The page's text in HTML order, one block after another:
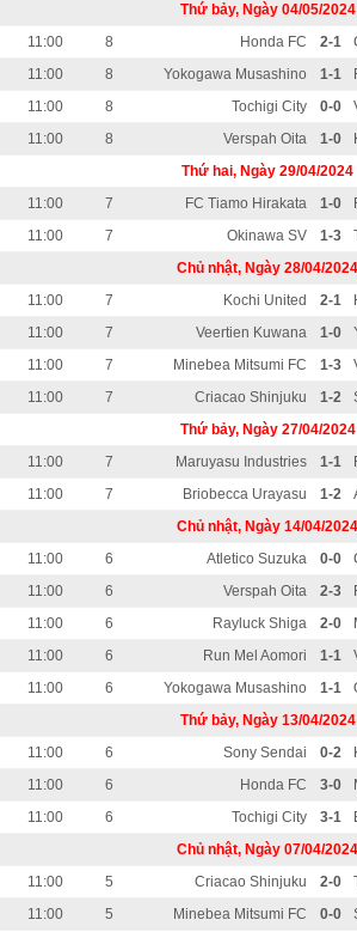
Thứ bảy, Ngày 04/05/2024
11:00
8 Honda FC 2-1
11:00
8 Yokogawa Musashino 1-1
11:00
8 Tochigi City 0-0
11:00
8 Verspah Oita 1-0
Thứ hai, Ngày 29/04/2024
11:00
7 FC Tiamo Hirakata 1-0
11:00
7 Okinawa SV 1-3
Chủ nhật, Ngày 28/04/2024
11:00
7 Kochi United 2-1
11:00
7 Veertien Kuwana 1-0
11:00
7 Minebea Mitsumi FC 1-3
11:00
7 Criacao Shinjuku 1-2
Thứ bảy, Ngày 27/04/2024
11:00
7 Maruyasu Industries 1-1
11:00
7 Briobecca Urayasu 1-2
Chủ nhật, Ngày 14/04/2024
11:00
6 Atletico Suzuka 0-0
11:00
6 Verspah Oita 2-3
11:00
6 Rayluck Shiga 2-0
11:00
6 Run Mel Aomori 1-1
11:00
6 Yokogawa Musashino 1-1
Thứ bảy, Ngày 13/04/2024
11:00
6 Sony Sendai 0-2
11:00
6 Honda FC 3-0
11:00
6 Tochigi City 3-1
Chủ nhật, Ngày 07/04/2024
11:00
5 Criacao Shinjuku 2-0
11:00
5 Minebea Mitsumi FC 0-0